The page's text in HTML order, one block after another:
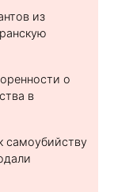
из
о
в
самоубийству